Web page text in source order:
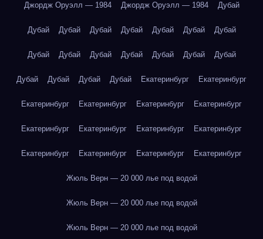
Джордж Оруэлл — 1984 Джордж Оруэлл — 1984 Дубай
Дубай Дубай Дубай Дубай Дубай Дубай Дубай
Дубай Дубай Дубай Дубай Дубай Дубай Дубай
Дубай Дубай Дубай Дубай Екатеринбург Екатеринбург
Екатеринбург Екатеринбург Екатеринбург Екатеринбург
Екатеринбург Екатеринбург Екатеринбург Екатеринбург
Екатеринбург Екатеринбург Екатеринбург Екатеринбург
Жюль Верн — 20 000 лье под водой
Жюль Верн — 20 000 лье под водой
Жюль Верн — 20 000 лье под водой